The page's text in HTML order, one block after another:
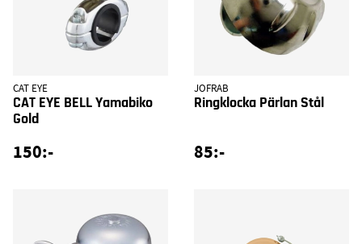
CAT EYE
CAT EYE BELL Yamabiko
Gold
150:-
JOFRAB
Ringklocka Pärlan Stål
85:-